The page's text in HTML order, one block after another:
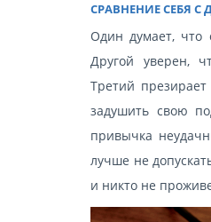
СРАВНЕНИЕ СЕБЯ С
Один думает, что
Другой уверен,
Третий
задушить свою
привычка
лучше не
и никто не